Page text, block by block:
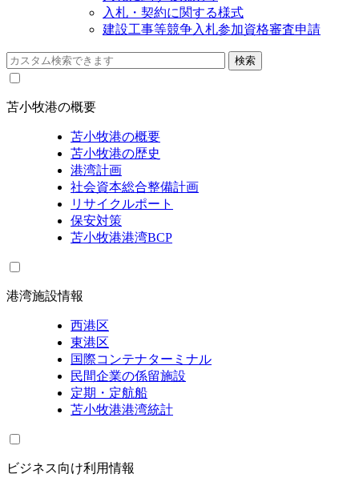
入札・契約に関する様式
建設工事等競争入札参加資格審査申請
苫小牧港の概要
苫小牧港の概要
苫小牧港の歴史
港湾計画
社会資本総合整備計画
リサイクルポート
保安対策
苫小牧港港湾BCP
港湾施設情報
西港区
東港区
国際コンテナターミナル
民間企業の係留施設
定期・定航船
苫小牧港港湾統計
ビジネス向け利用情報